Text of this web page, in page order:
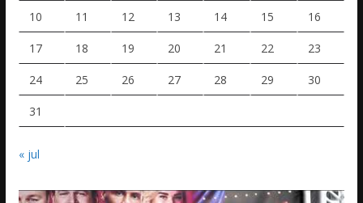
10 11 12 13 14 15 16
17 18 19 20 21 22 23
24 25 26 27 28 29 30
31
« jul